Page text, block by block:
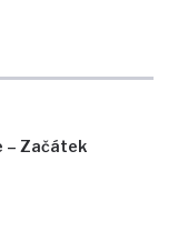
– Začátek